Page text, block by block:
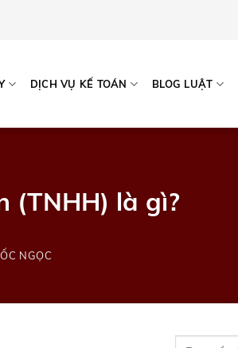
DỊCH VỤ KẾ TOÁN BLOG LUẬT
(TNHH) là gì?
NGỌC